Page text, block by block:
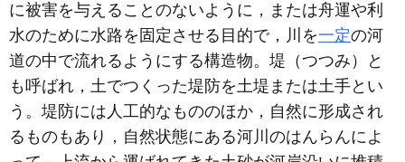
に被害を与えることのないように，または舟運や利
水のために水路を固定させる目的で，川を一定の河
道の中で流れるようにする構造物。堤（つつみ）と
も呼ばれ，土でつくった堤防を土堤または土手とい
う。堤防には人工的なもののほか，自然に形成され
るものもあり，自然状態にある河川のはんらんによ